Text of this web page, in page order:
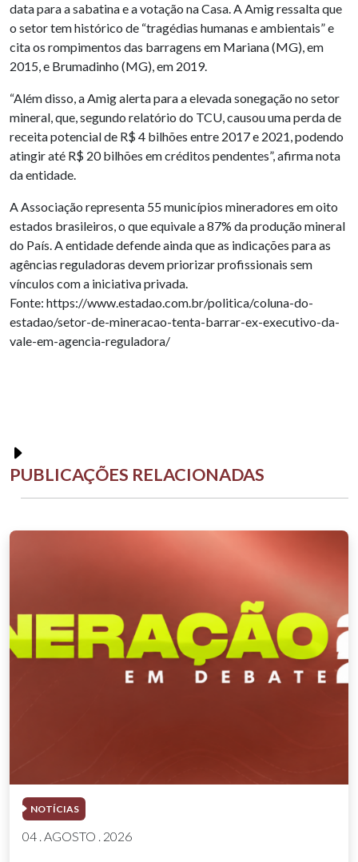
data para a sabatina e a votação na Casa. A Amig ressalta que
o setor tem histórico de “tragédias humanas e ambientais” e
cita os rompimentos das barragens em Mariana (MG), em
2015, e Brumadinho (MG), em 2019.
“Além disso, a Amig alerta para a elevada sonegação no setor
mineral, que, segundo relatório do TCU, causou uma perda de
receita potencial de R$ 4 bilhões entre 2017 e 2021, podendo
atingir até R$ 20 bilhões em créditos pendentes”, afirma nota
da entidade.
A Associação representa 55 municípios mineradores em oito
estados brasileiros, o que equivale a 87% da produção mineral
do País. A entidade defende ainda que as indicações para as
agências reguladoras devem priorizar profissionais sem
vínculos com a iniciativa privada.
Fonte: https://www.estadao.com.br/politica/coluna-do-
estadao/setor-de-mineracao-tenta-barrar-ex-executivo-da-
vale-em-agencia-reguladora/
PUBLICAÇÕES RELACIONADAS
NOTÍCIAS
04 . AGOSTO . 2026